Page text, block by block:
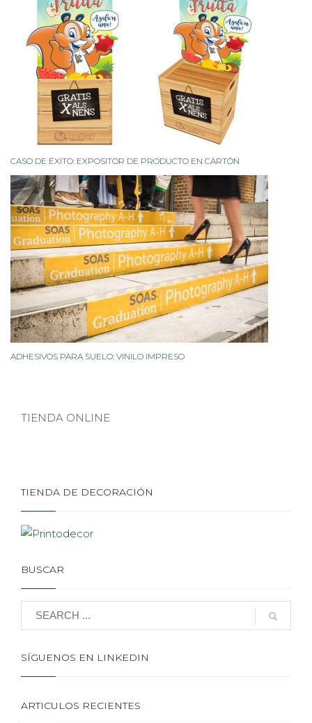
CASO DE ÉXITO: EXPOSITOR DE PRODUCTO EN CARTÓN
ADHESIVOS PARA SUELO: VINILO IMPRESO
TIENDA ONLINE
TIENDA DE DECORACIÓN
BUSCAR
SÍGUENOS EN LINKEDIN
ARTICULOS RECIENTES